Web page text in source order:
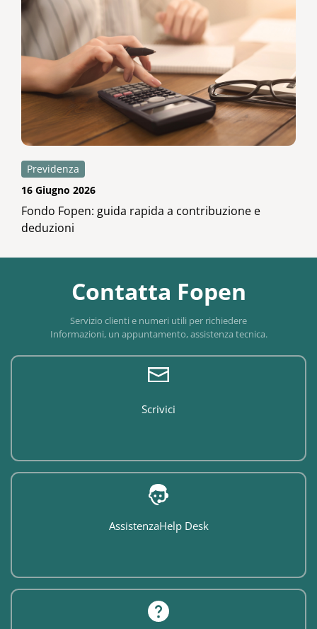
Previdenza
16 Giugno 2026
Fondo Fopen: guida rapida a contribuzione e
deduzioni
Contatta Fopen
Servizio clienti e numeri utili per richiedere
Informazioni, un appuntamento, assistenza tecnica.
Scrivici
AssistenzaHelp Desk